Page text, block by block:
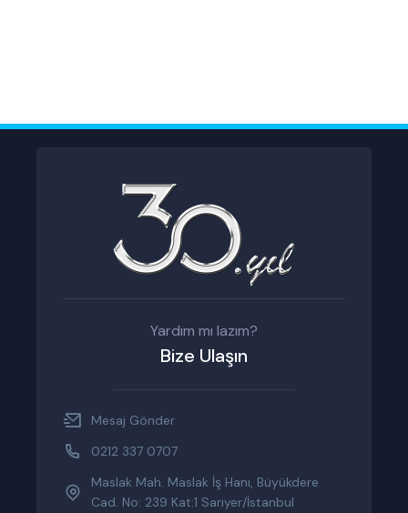
Yardım mı lazım?
Bize Ulaşın
Mesaj Gönder
0212 337 0707
Maslak Mah. Maslak İş Hanı, Büyükdere
Cad. No: 239 Kat:1 Sarıyer/İstanbul